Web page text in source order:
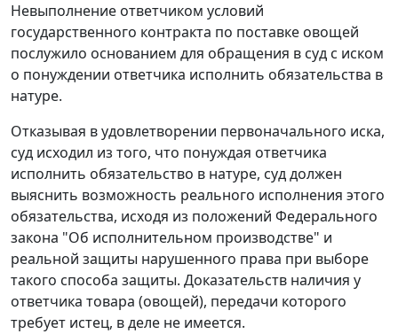
Невыполнение ответчиком условий
государственного контракта по поставке овощей
послужило основанием для обращения в суд с иском
о понуждении ответчика исполнить обязательства в
натуре.
Отказывая в удовлетворении первоначального иска,
суд исходил из того, что понуждая ответчика
исполнить обязательство в натуре, суд должен
выяснить возможность реального исполнения этого
обязательства, исходя из положений Федерального
закона "Об исполнительном производстве" и
реальной защиты нарушенного права при выборе
такого способа защиты. Доказательств наличия у
ответчика товара (овощей), передачи которого
требует истец, в деле не имеется.